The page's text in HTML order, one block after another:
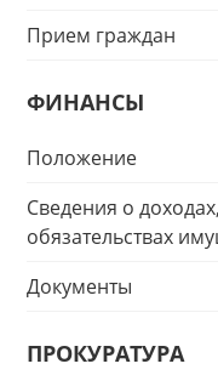
Прием граждан
ФИНАНСЫ
Положение
Сведения о
обязательствах
Документы
ПРОКУРАТУРА